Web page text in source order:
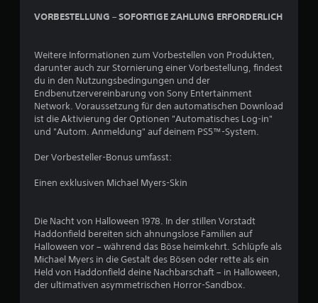
VORBESTELLUNG – SOFORTIGE ZAHLUNG ERFORDERLICH
Weitere Informationen zum Vorbestellen von Produkten,
darunter auch zur Stornierung einer Vorbestellung, findest
du in den Nutzungsbedingungen und der
Endbenutzervereinbarung von Sony Entertainment
Network. Voraussetzung für den automatischen Download
ist die Aktivierung der Optionen "Automatisches Log-in"
und "Autom. Anmeldung" auf deinem PS5™-System.
Der Vorbesteller-Bonus umfasst:
Einen exklusiven Michael Myers-Skin
Die Nacht von Halloween 1978. In der stillen Vorstadt
Haddonfield bereiten sich ahnungslose Familien auf
Halloween vor – während das Böse heimkehrt. Schlüpfe als
Michael Myers in die Gestalt des Bösen oder rette als ein
Held von Haddonfield deine Nachbarschaft – in Halloween,
der ultimativen asymmetrischen Horror-Sandbox.